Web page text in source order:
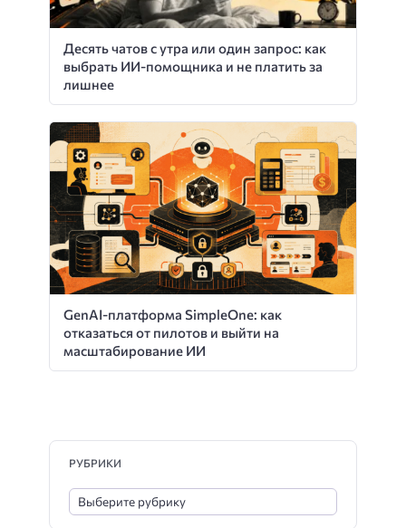
Десять чатов с утра или один запрос: как
выбрать ИИ-помощника и не платить за
лишнее
GenAI-платформа SimpleOne: как
отказаться от пилотов и выйти на
масштабирование ИИ
РУБРИКИ